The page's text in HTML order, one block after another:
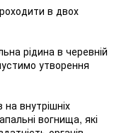
в двох
рідина в черевній
утворення
внутрішніх
вогнища, які